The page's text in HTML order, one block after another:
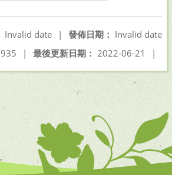
發佈日期： Invalid date
Invalid date
|
最後更新日期： 2022-06-21 |
935 |